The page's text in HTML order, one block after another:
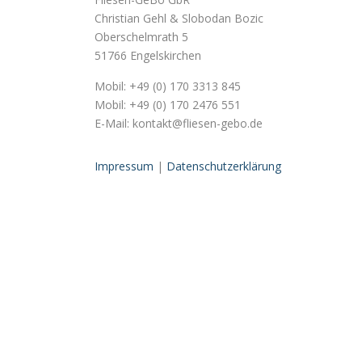
Christian Gehl & Slobodan Bozic
Oberschelmrath 5
51766 Engelskirchen
Mobil: +49 (0) 170 3313 845
Mobil: +49 (0) 170 2476 551
E-Mail: kontakt@fliesen-gebo.de
Impressum | Datenschutzerklärung